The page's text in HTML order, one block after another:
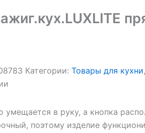
Категории: Товары для кухни,
умещается в руку, а кнопка
поэтому изделие